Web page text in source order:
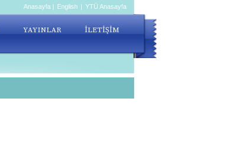
Anasayfa | English | YTÜ Anasayfa
YAYINLAR İLETİŞİM